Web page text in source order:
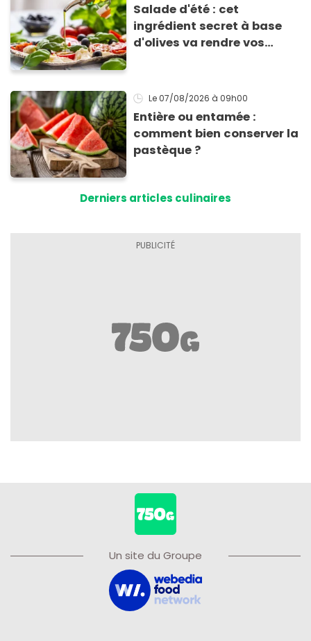
Salade d'été : cet
ingrédient secret à base
d'olives va rendre vos
Le 07/08/2026 à 09h00
Entière ou entamée :
comment bien conserver la
pastèque ?
Derniers articles culinaires
Un site du Groupe